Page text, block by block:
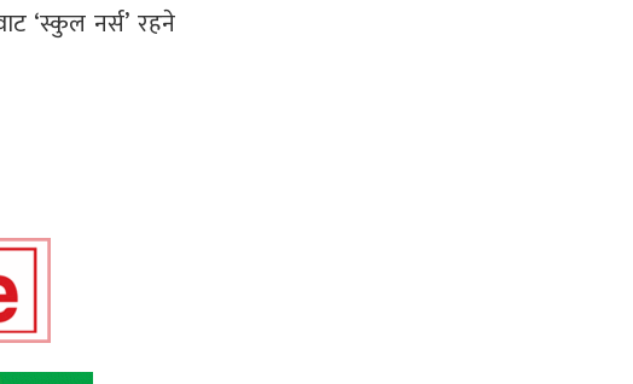
‘स्कुल नर्स’ रहने